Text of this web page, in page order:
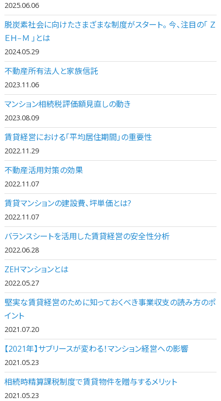
2025.06.06
脱炭素社会に向けたさまざまな制度がスタート。 今、注目の「 Ｚ
ＥＨ‒Ｍ 」とは
2024.05.29
不動産所有法人と家族信託
2023.11.06
マンション相続税評価額見直しの動き
2023.08.09
賃貸経営における「平均居住期間」の重要性
2022.11.29
不動産活用対策の効果
2022.11.07
賃貸マンションの建設費、坪単価とは?
2022.11.07
バランスシートを活用した賃貸経営の安全性分析
2022.06.28
ZEHマンションとは
2022.05.27
堅実な賃貸経営のために知っておくべき事業収支の読み方のポ
イント
2021.07.20
【2021年】サブリースが変わる！マンション経営への影響
2021.05.23
相続時精算課税制度で賃貸物件を贈与するメリット
2021.05.23